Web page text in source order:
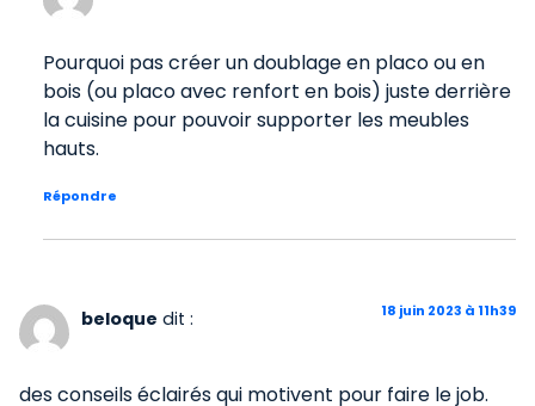
Pourquoi pas créer un doublage en placo ou en
bois (ou placo avec renfort en bois) juste derrière
la cuisine pour pouvoir supporter les meubles
hauts.
Répondre
beloque dit : 18 juin 2023 à 11h39
des conseils éclairés qui motivent pour faire le job.